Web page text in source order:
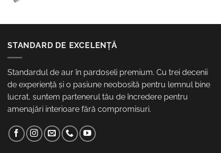
STANDARD DE EXCELENȚĂ
Standardul de aur în pardoseli premium. Cu trei decenii
de experiență și o pasiune neobosită pentru lemnul bine
lucrat, suntem partenerul tău de încredere pentru
amenajări interioare fără compromisuri.